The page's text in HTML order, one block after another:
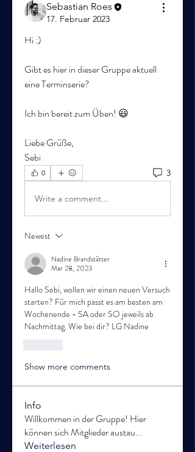
Sebastian Roes
17. Februar 2023
Hi :)
Gibt es hier in dieser Gruppe aktuell
eine Terminserie?
Ich bin bereit zum Üben! 😃
Liebe Grüße,
Sebi
0 3
Write a comment...
Newest
Nadine Brandstätter
Mar 28, 2023
Hallo Sebi, wollen wir einen neuen Versuch
starten? Für mich passt es am besten am
Wochenende - SA oder SO jeweils ab
Nachmittag. Wie bei dir? LG Nadine
Show more comments
Info
Willkommen in der Gruppe! Hier
können sich Mitglieder austau...
Weiterlesen